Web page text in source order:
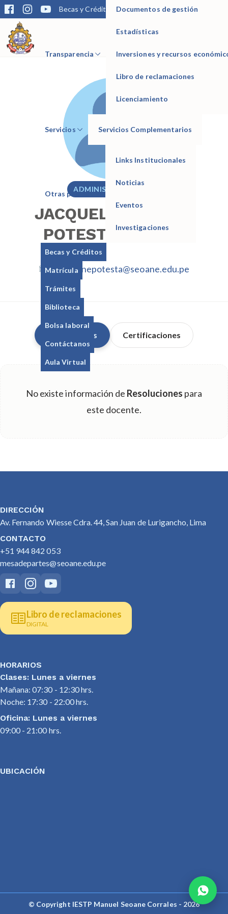
Becas y Créditos Matrícula Trámites Biblioteca
IESTP Manuel Seoane Corrales
Transparencia
Documentos de gestión
Estadísticas
Inversiones y recursos
Libro de reclamaciones
Licenciamiento
Servicios Servicios Complementarios
Otras páginas
Links Institucionales
Noticias
Eventos
Investigaciones
Becas y Créditos
Matrícula
Trámites
Biblioteca
Bolsa laboral
Contáctanos
Aula Virtual
ADMINISTRATIVO
JACQUELINE LENNY
POTESTA TOLEDO
jacquelinepotesta@seoane.edu.pe
Resoluciones Certificaciones
No existe información de Resoluciones para
este docente.
DIRECCIÓN
Av. Fernando Wiesse Cdra. 44, San Juan de Lurigancho, Lima
CONTACTO
+51 944 842 053
mesadepartes@seoane.edu.pe
Libro de reclamaciones
DIGITAL
HORARIOS
Clases: Lunes a viernes
Mañana: 07:30 - 12:30 hrs.
Noche: 17:30 - 22:00 hrs.
Oficina: Lunes a viernes
09:00 - 21:00 hrs.
UBICACIÓN
© Copyright IESTP Manuel Seoane Corrales - 2026